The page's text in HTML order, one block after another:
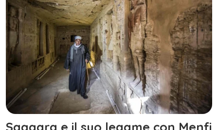
Saqqara e il suo legame con Menfi